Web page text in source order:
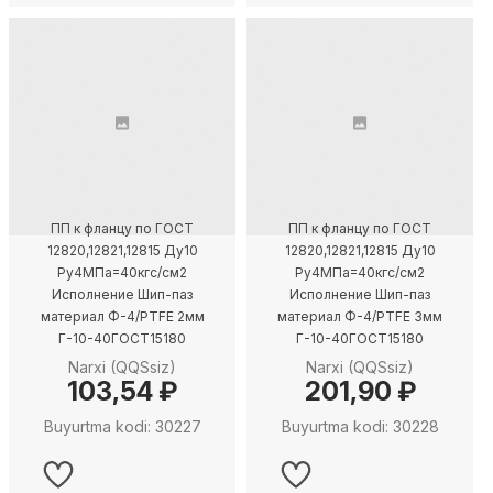
ПП к фланцу по ГОСТ
12820,12821,12815 Ду10
Ру4МПа=40кгс/см2
Исполнение Шип-паз
материал Ф-4/PTFE 2мм
Г-10-40ГОСТ15180
Narxi (QQSsiz)
103,54 ₽
Buyurtma kodi: 30227
ПП к фланцу по ГОСТ
12820,12821,12815 Ду10
Ру4МПа=40кгс/см2
Исполнение Шип-паз
материал Ф-4/PTFE 3мм
Г-10-40ГОСТ15180
Narxi (QQSsiz)
201,90 ₽
Buyurtma kodi: 30228